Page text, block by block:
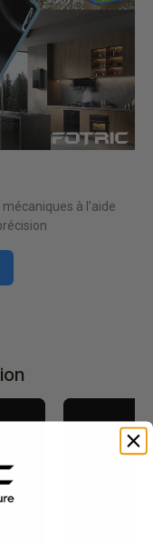
mécaniques à l'aide